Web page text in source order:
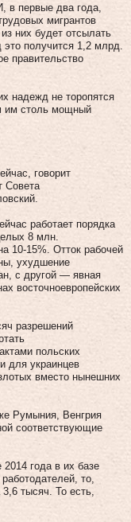
в первые два года,
мигрантов
них будет отсылать
получится 1,2 млрд.
правительство
надежд не торопятся
им столь мощный
говорит
Совета
работает порядка
8 млн.
10-15%. Отток рабочей
ухудшение
с другой — явная
восточноевропейских
разрешений
польских
для украинцев
вместо нынешних
Румыния, Венгрия
соответствующие
года в их базе
то,
тысяч. То есть,